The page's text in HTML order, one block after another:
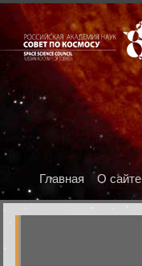
Главная О сайте